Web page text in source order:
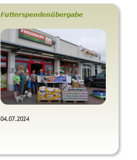
Futterspendenübergabe
04.07.2024